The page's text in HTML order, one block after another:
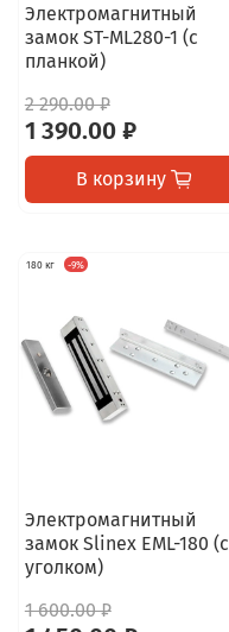
Электромагнитный
замок ST-ML280-1 (с
планкой)
2 290.00 ₽
1 390.00 ₽
В корзину
180 кг -9%
Электромагнитный
замок Slinex EML-180 (с
уголком)
1 600.00 ₽